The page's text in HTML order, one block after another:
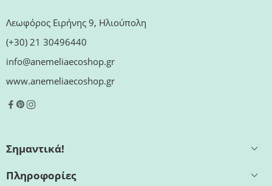
Λεωφόρος Ειρήνης 9, Ηλιούπολη
(+30) 21 30496440
info@anemeliaecoshop.gr
www.anemeliaecoshop.gr
Σημαντικά!
Πληροφορίες